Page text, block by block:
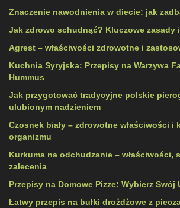
Znaczenie nawodnienia w diecie: jak
Jak zdrowo schudnąć? Kluczowe zasady
Agrest – właściwości zdrowotne i
Kuchnia Syryjska: Przepisy na Warzywa
Hummus
Jak przygotować tradycyjne polskie
ulubionym nadzieniem
Czosnek biały – zdrowotne właściwości i
organizmu
Kurkuma na odchudzanie – właściwości,
zalecenia
Przepisy na Domowe Pizze: Wybierz Swój
Łatwy przepis na bułki drożdżowe z